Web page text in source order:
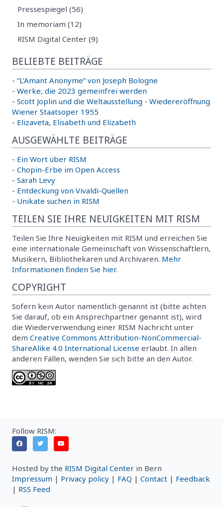
Pressespiegel (56)
In memoriam (12)
RISM Digital Center (9)
BELIEBTE BEITRÄGE
- “L’Amant Anonyme” von Joseph Bologne
- Werke, die 2023 gemeinfrei werden
- Scott Joplin und die Weltausstellung - Wiedereröffnung
Wiener Staatsoper 1955
- Elizaveta, Elisabeth und Elizabeth
AUSGEWÄHLTE BEITRÄGE
- Ein Wort über RISM
- Chopin-Erbe im Open Access
- Sarah Levy
- Entdeckung von Vivaldi-Quellen
- Unikate suchen in RISM
TEILEN SIE IHRE NEUIGKEITEN MIT RISM
Teilen Sie Ihre Neuigkeiten mit RISM und erreichen Sie
eine internationale Gemeinschaft von Wissenschaftlern,
Musikern, Bibliothekaren und Archivaren. Mehr
Informationen finden Sie hier.
COPYRIGHT
Sofern kein Autor namentlich genannt ist (bitte achten
Sie darauf, ob ein Ansprechpartner genannt ist), wird
die Wiederverwendung einer RISM Nachricht unter
dem Creative Commons Attribution-NonCommercial-
ShareAlike 4.0 International License erlaubt. In allen
anderen Fällen, wenden Sie sich bitte an den Autor.
Follow RISM:
Hosted by the RISM Digital Center in Bern
Impressum | Privacy policy | FAQ | Contact | Feedback
| RSS Feed